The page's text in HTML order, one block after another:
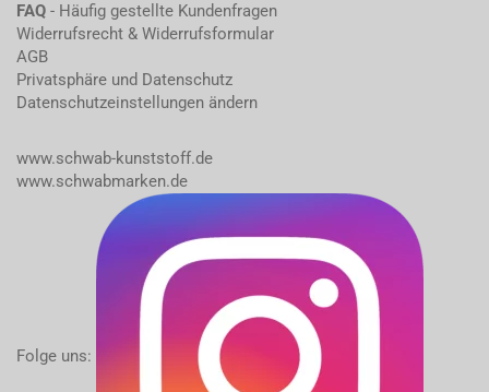
FAQ - Häufig gestellte Kundenfragen
Widerrufsrecht & Widerrufsformular
AGB
Privatsphäre und Datenschutz
Datenschutzeinstellungen ändern
www.schwab-kunststoff.de
www.schwabmarken.de
Folge uns: